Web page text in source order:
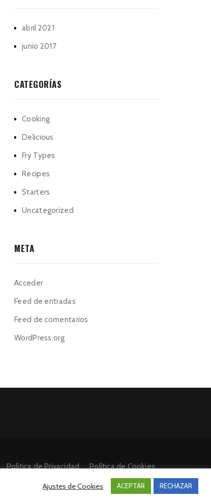
abril 2021
junio 2017
CATEGORÍAS
Cooking
Delicious
Fry Types
Recipes
Starters
Uncategorized
META
Acceder
Feed de entradas
Feed de comentarios
WordPress.org
Política de Privacidad
Política de Cookies
Ajustes de Cookies ACEPTAR RECHAZAR